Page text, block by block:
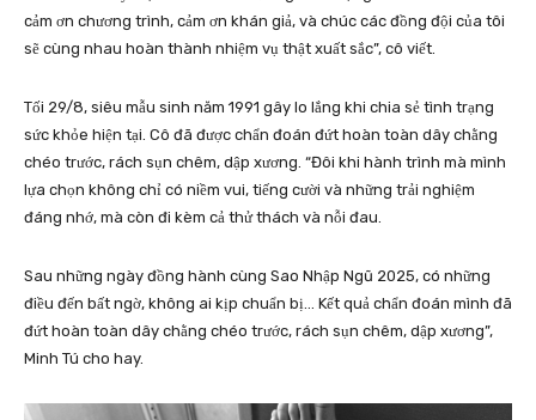
cảm ơn chương trình, cảm ơn khán giả, và chúc các đồng đội của tôi
sẽ cùng nhau hoàn thành nhiệm vụ thật xuất sắc”, cô viết.
Tối 29/8, siêu mẫu sinh năm 1991 gây lo lắng khi chia sẻ tình trạng
sức khỏe hiện tại. Cô đã được chẩn đoán đứt hoàn toàn dây chằng
chéo trước, rách sụn chêm, dập xương. “Đôi khi hành trình mà mình
lựa chọn không chỉ có niềm vui, tiếng cười và những trải nghiệm
đáng nhớ, mà còn đi kèm cả thử thách và nỗi đau.
Sau những ngày đồng hành cùng Sao Nhập Ngũ 2025, có những
điều đến bất ngờ, không ai kịp chuẩn bị… Kết quả chẩn đoán mình đã
đứt hoàn toàn dây chằng chéo trước, rách sụn chêm, dập xương”,
Minh Tú cho hay.